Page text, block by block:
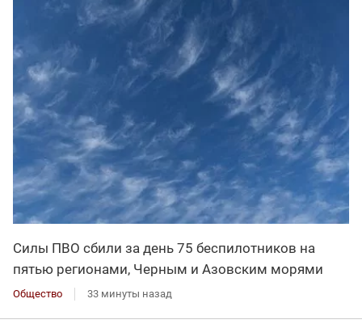
Силы ПВО сбили за день 75 беспилотников на
пятью регионами, Черным и Азовским морями
Общество 33 минуты назад